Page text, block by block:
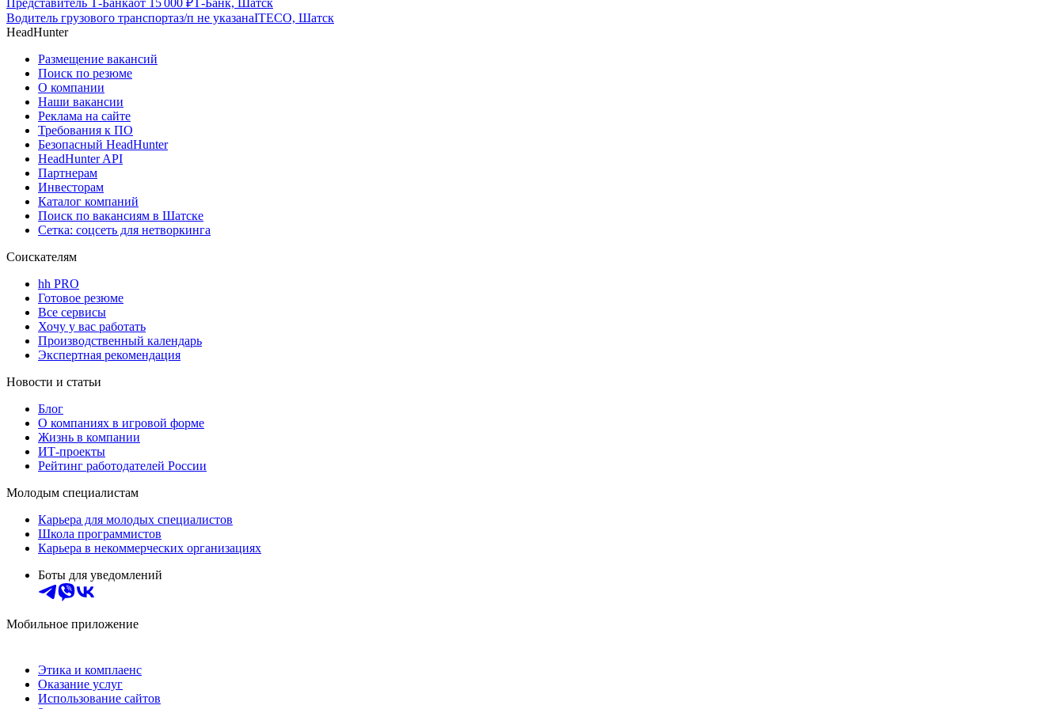
Представитель Т-Банкаот 15 000 ₽ Т-Банк, Шатск
Водитель грузового транспортаз/п не указанаITECO, Шатск
HeadHunter
Размещение вакансий
Поиск по резюме
О компании
Наши вакансии
Реклама на сайте
Требования к ПО
Безопасный HeadHunter
HeadHunter API
Партнерам
Инвесторам
Каталог компаний
Поиск по вакансиям в Шатске
Сетка: соцсеть для нетворкинга
Соискателям
hh PRO
Готовое резюме
Все сервисы
Хочу у вас работать
Производственный календарь
Экспертная рекомендация
Новости и статьи
Блог
О компаниях в игровой форме
Жизнь в компании
ИТ-проекты
Рейтинг работодателей России
Молодым специалистам
Карьера для молодых специалистов
Школа программистов
Карьера в некоммерческих организациях
Боты для уведомлений
Мобильное приложение
Этика и комплаенс
Оказание услуг
Использование сайтов